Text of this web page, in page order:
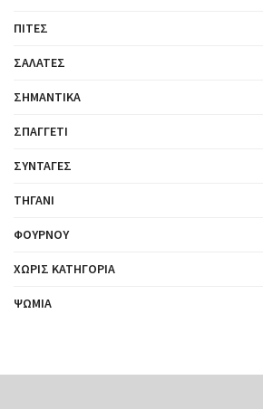
ΠΊΤΕΣ
ΣΑΛΆΤΕΣ
ΣΗΜΑΝΤΙΚΆ
ΣΠΑΓΓΈΤΙ
ΣΥΝΤΑΓΈΣ
ΤΗΓΆΝΙ
ΦΟΎΡΝΟΥ
ΧΩΡΊΣ ΚΑΤΗΓΟΡΊΑ
ΨΩΜΙΆ